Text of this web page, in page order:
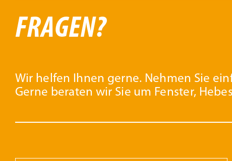
FRAGEN?
Wir helfen Ihnen gerne. Nehmen Sie
Gerne beraten wir Sie um Fenster,